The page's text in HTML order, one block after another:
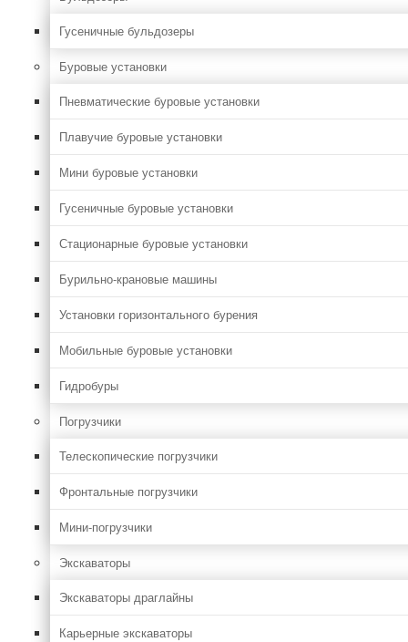
Гусеничные бульдозеры
Буровые установки
Пневматические буровые установки
Плавучие буровые установки
Мини буровые установки
Гусеничные буровые установки
Стационарные буровые установки
Бурильно-крановые машины
Установки горизонтального бурения
Мобильные буровые установки
Гидробуры
Погрузчики
Телескопические погрузчики
Фронтальные погрузчики
Мини-погрузчики
Экскаваторы
Экскаваторы драглайны
Карьерные экскаваторы